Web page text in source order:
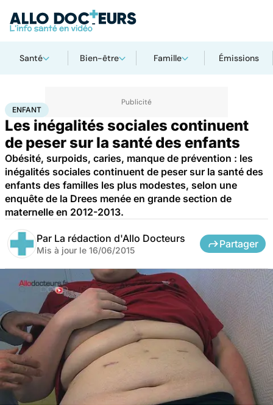
Santé Bien-être Famille Émissions
AccueilFamille
ENFANT
Les inégalités sociales continuent
de peser sur la santé des enfants
Obésité, surpoids, caries, manque de prévention : les
inégalités sociales continuent de peser sur la santé des
enfants des familles les plus modestes, selon une
enquête de la Drees menée en grande section de
maternelle en 2012-2013.
Par La rédaction d'Allo Docteurs
Mis à jour le 16/06/2015
Partager